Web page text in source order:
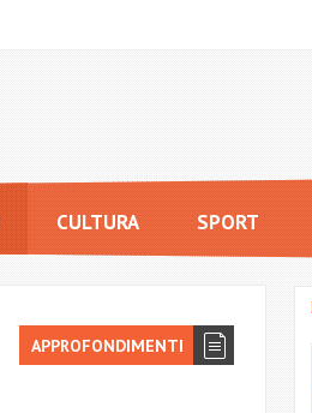
CULTURA SPORT
APPROFONDIMENTI